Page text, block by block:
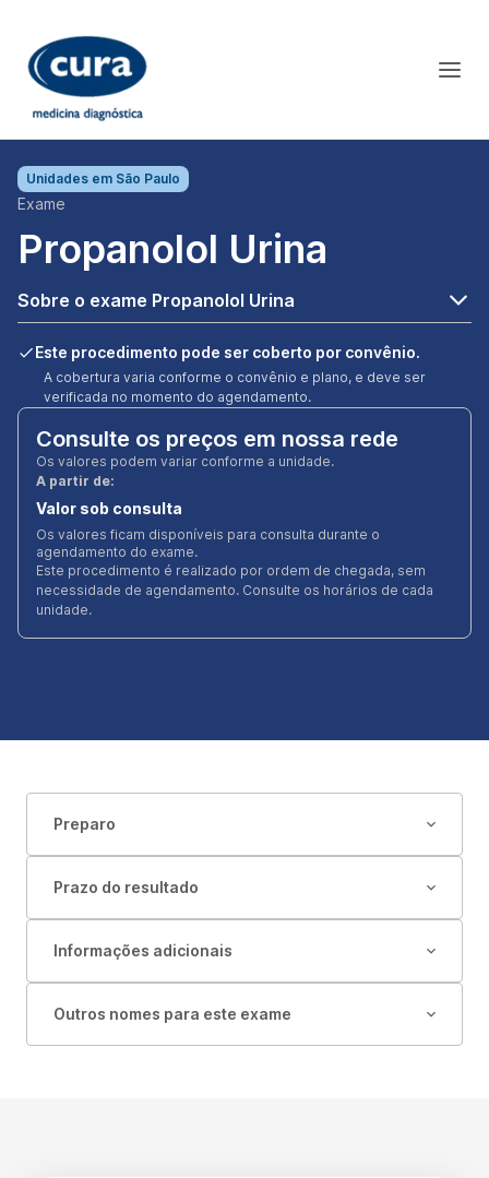
Unidades em São Paulo
Exame
Propanolol Urina
Sobre o exame Propanolol Urina
Este procedimento pode ser coberto por convênio.
A cobertura varia conforme o convênio e plano, e deve ser
verificada no momento do agendamento.
Consulte os preços em nossa rede
Os valores podem variar conforme a unidade.
A partir de:
Valor sob consulta
Os valores ficam disponíveis para consulta durante o
agendamento do exame.
Este procedimento é realizado por ordem de chegada, sem
necessidade de agendamento. Consulte os horários de cada
unidade.
Preparo
Prazo do resultado
Informações adicionais
Outros nomes para este exame